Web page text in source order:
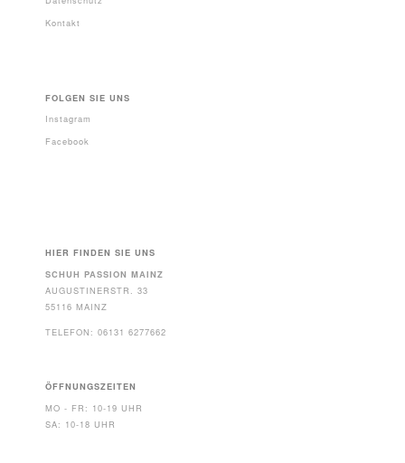
Kontakt
FOLGEN SIE UNS
Instagram
Facebook
HIER FINDEN SIE UNS
SCHUH PASSION MAINZ
AUGUSTINERSTR. 33
55116 MAINZ
TELEFON: 06131 6277662
ÖFFNUNGSZEITEN
MO - FR: 10-19 UHR
SA: 10-18 UHR